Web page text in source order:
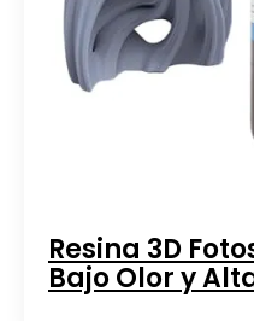
Resina 3D
Bajo Olor y